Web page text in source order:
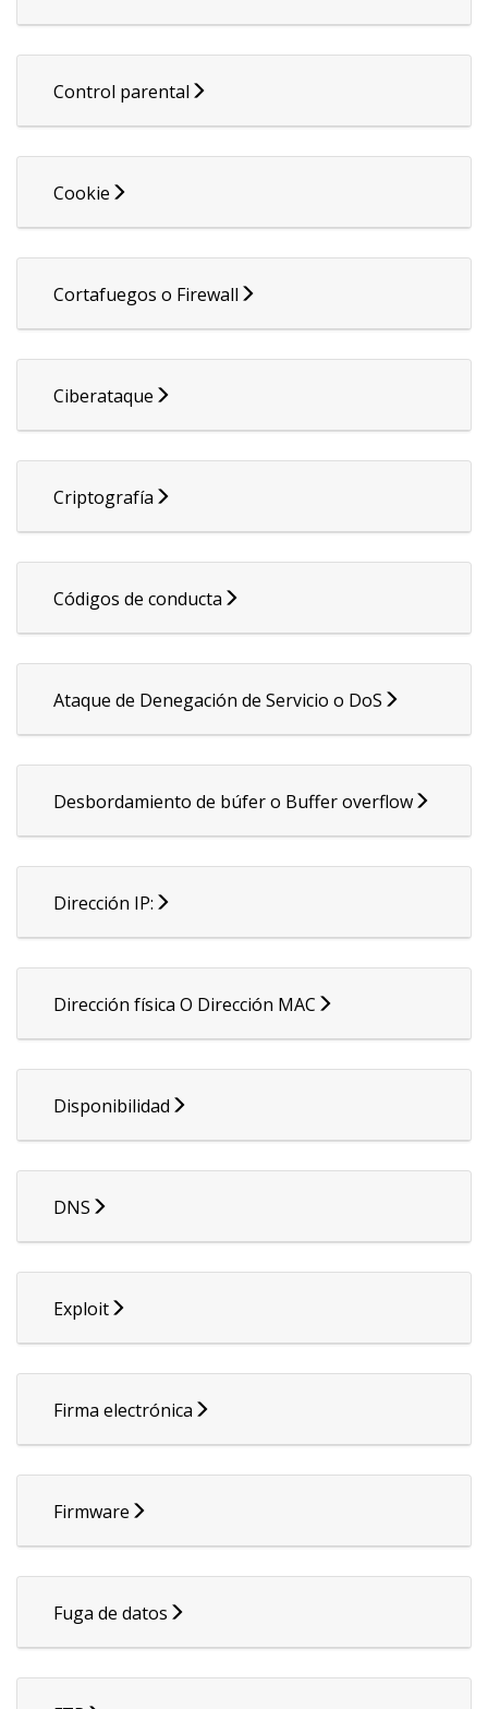
Control parental
Cookie
Cortafuegos o Firewall
Ciberataque
Criptografía
Códigos de conducta
Ataque de Denegación de Servicio o DoS
Desbordamiento de búfer o Buffer overflow
Dirección IP:
Dirección física O Dirección MAC
Disponibilidad
DNS
Exploit
Firma electrónica
Firmware
Fuga de datos